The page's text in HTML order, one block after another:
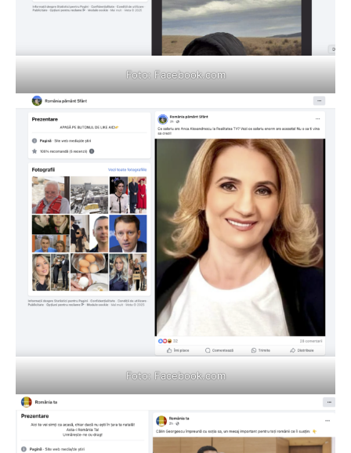
Foto:Facebook.com
Foto: Facebook.com